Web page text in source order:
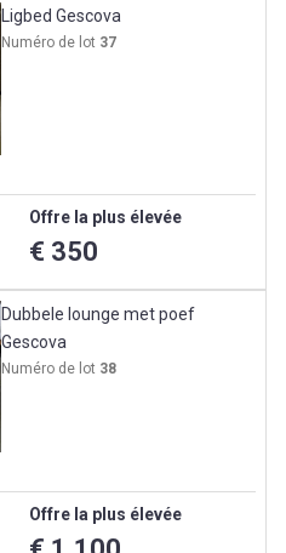
Ligbed Gescova
Numéro de lot 37
Offre la plus élevée
€ 350
Dubbele lounge met poef
Gescova
Numéro de lot 38
Offre la plus élevée